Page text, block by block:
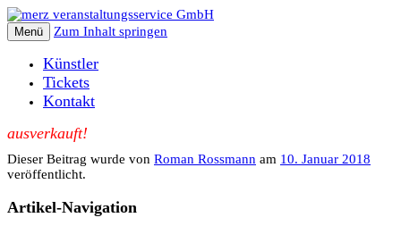
Menü Zum Inhalt springen
Künstler
Tickets
Kontakt
ausverkauft!
Dieser Beitrag wurde von Roman Rossmann am 10. Januar 2018
veröffentlicht.
Artikel-Navigation